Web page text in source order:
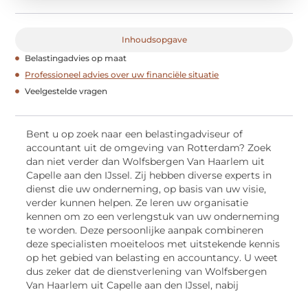
Inhoudsopgave
Belastingadvies op maat
Professioneel advies over uw financiële situatie
Veelgestelde vragen
Bent u op zoek naar een belastingadviseur of
accountant uit de omgeving van Rotterdam? Zoek
dan niet verder dan Wolfsbergen Van Haarlem uit
Capelle aan den IJssel. Zij hebben diverse experts in
dienst die uw onderneming, op basis van uw visie,
verder kunnen helpen. Ze leren uw organisatie
kennen om zo een verlengstuk van uw onderneming
te worden. Deze persoonlijke aanpak combineren
deze specialisten moeiteloos met uitstekende kennis
op het gebied van belasting en accountancy. U weet
dus zeker dat de dienstverlening van Wolfsbergen
Van Haarlem uit Capelle aan den IJssel, nabij